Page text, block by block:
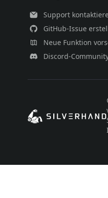
Support
GitHub-Issue
Neue Funktion
Discord-